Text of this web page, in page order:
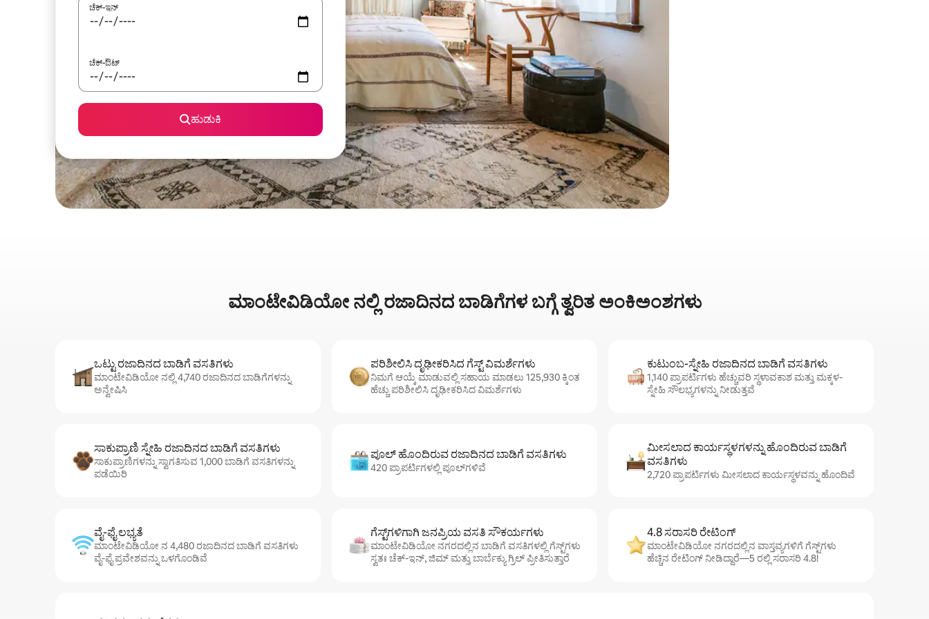
ಚೆಕ್-ಇನ್
ಚೆಕ್-ಔಟ್
ಹುಡುಕಿ
ಮಾಂಟೇವಿಡಿಯೋ ನಲ್ಲಿ ರಜಾದಿನದ ಬಾಡಿಗೆಗಳ ಬಗ್ಗೆ ತ್ವರಿತ ಅಂಕಿಅಂಶಗಳು
ಒಟ್ಟು ರಜಾದಿನದ ಬಾಡಿಗೆ ವಸತಿಗಳು
ಮಾಂಟೇವಿಡಿಯೋ ನಲ್ಲಿ 4,740 ರಜಾದಿನದ ಬಾಡಿಗೆಗಳನ್ನು
ಅನ್ವೇಷಿಸಿ
ಪರಿಶೀಲಿಸಿ ದೃಢೀಕರಿಸಿದ ಗೆಸ್ಟ್ ವಿಮರ್ಶೆಗಳು
ನಿಮಗೆ ಆಯ್ಕೆ ಮಾಡುವಲ್ಲಿ ಸಹಾಯ ಮಾಡಲು 125,930 ಕ್ಕಿಂತ
ಹೆಚ್ಚು ಪರಿಶೀಲಿಸಿ ದೃಢೀಕರಿಸಿದ ವಿಮರ್ಶೆಗಳು
ಕುಟುಂಬ-ಸ್ನೇಹಿ ರಜಾದಿನದ ಬಾಡಿಗೆ ವಸತಿಗಳು
1,140 ಪ್ರಾಪರ್ಟಿಗಳು ಹೆಚ್ಚುವರಿ ಸ್ಥಳಾವಕಾಶ ಮತ್ತು ಮಕ್ಕಳ-
ಸ್ನೇಹಿ ಸೌಲಭ್ಯಗಳನ್ನು ನೀಡುತ್ತವೆ
ಸಾಕುಪ್ರಾಣಿ ಸ್ನೇಹಿ ರಜಾದಿನದ ಬಾಡಿಗೆ ವಸತಿಗಳು
ಸಾಕುಪ್ರಾಣಿಗಳನ್ನು ಸ್ವಾಗತಿಸುವ 1,000 ಬಾಡಿಗೆ ವಸತಿಗಳನ್ನು
ಪಡೆಯಿರಿ
ಪೂಲ್ ಹೊಂದಿರುವ ರಜಾದಿನದ ಬಾಡಿಗೆ ವಸತಿಗಳು
420 ಪ್ರಾಪರ್ಟಿಗಳಲ್ಲಿ ಪೂಲ್‌‌‌‌‌‌‌‌‌ಗಳಿವೆ
ಮೀಸಲಾದ ಕಾರ್ಯಸ್ಥಳಗಳನ್ನು ಹೊಂದಿರುವ ಬಾಡಿಗೆ
ವಸತಿಗಳು
2,720 ಪ್ರಾಪರ್ಟಿಗಳು ಮೀಸಲಾದ ಕಾರ್ಯಸ್ಥಳವನ್ನು ಹೊಂದಿವೆ
ವೈ-ಫೈ ಲಭ್ಯತೆ
ಮಾಂಟೇವಿಡಿಯೋ ನ 4,480 ರಜಾದಿನದ ಬಾಡಿಗೆ ವಸತಿಗಳು
ವೈ-ಫೈ ಪ್ರವೇಶವನ್ನು ಒಳಗೊಂಡಿವೆ
ಗೆಸ್ಟ್‌ಗಳಿಗಾಗಿ ಜನಪ್ರಿಯ ವಸತಿ ಸೌಕರ್ಯಗಳು
ಮಾಂಟೇವಿಡಿಯೋ ನಗರದಲ್ಲಿನ ಬಾಡಿಗೆ ವಸತಿಗಳಲ್ಲಿ ಗೆಸ್ಟ್‌ಗಳು
ಸ್ವತಃ ಚೆಕ್-ಇನ್, ಜಿಮ್ ಮತ್ತು ಬಾರ್ಬೆಕ್ಯು ಗ್ರಿಲ್ ಪ್ರೀತಿಸುತ್ತಾರೆ
4.8 ಸರಾಸರಿ ರೇಟಿಂಗ್
ಮಾಂಟೇವಿಡಿಯೋ ನಗರದಲ್ಲಿನ ವಾಸ್ತವ್ಯಗಳಿಗೆ ಗೆಸ್ಟ್‌ಗಳು
ಹೆಚ್ಚಿನ ರೇಟಿಂಗ್ ನೀಡಿದ್ದಾರೆ—5 ರಲ್ಲಿ ಸರಾಸರಿ 4.8!